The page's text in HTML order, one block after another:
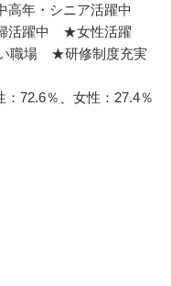
年・シニア活躍中
活躍中　★女性活躍
職場　★研修制度充実
72.6％、女性：27.4％